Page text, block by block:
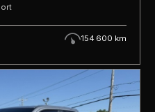
154 600 km